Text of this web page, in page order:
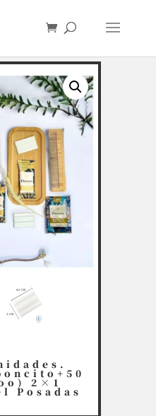
2×1
Posadas